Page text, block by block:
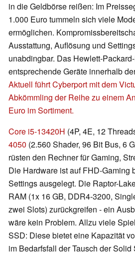
in die Geldbörse reißen: Im
1.000 Euro tummeln sich viele
ermöglichen.
Ausstattung, Auflösung und
unabdingbar. Das Hewlett-
entsprechende Geräte innerhalb
Aktuell führt Cyberport mit dem
Abkömmling der Reihe zu einem
Euro im Sortiment.
Core i5-13420H (4P, 4E, 12
4050 (2.560 Shader, 96 Bit Bus, 6
rüsten den Rechner für Gaming,
Die Hardware ist auf FHD-Gaming
Settings ausgelegt. Die Raptor-
RAM (1x 16 GB, DDR4-3200,
zwei Slots) zurückgreifen - ein
wäre kein Problem. Allzu viele
SSD: Diese bietet eine Kapazität
im Bedarfsfall der Tausch der